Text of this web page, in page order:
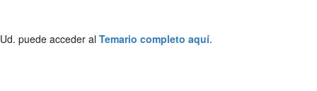
Ud. puede acceder al Temario completo aquí.